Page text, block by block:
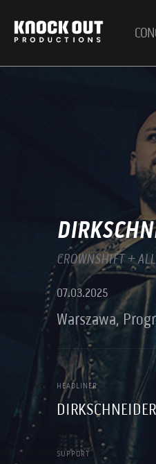
CROWNSHIFT +
07.03.2025
Warszawa,
HEADLINER
DIRKSCHNEIDER
SUPPORT